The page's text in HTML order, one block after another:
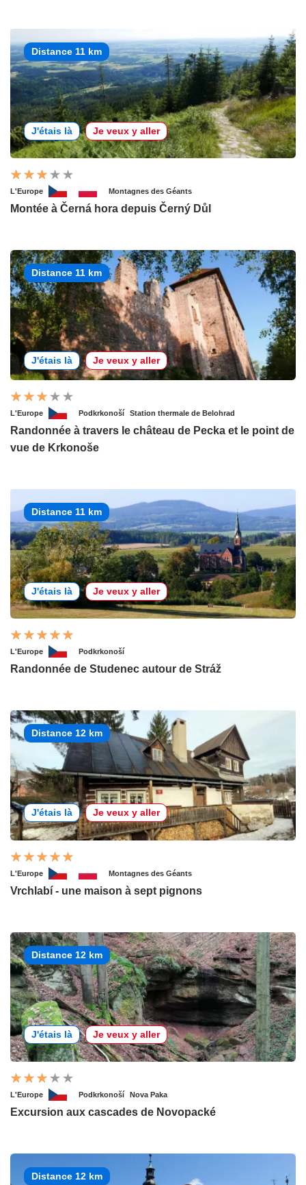
Distance 11 km
J'étais là Je veux y aller
L'Europe Montagnes des Géants
Montée à Černá hora depuis Černý Důl
Distance 11 km
J'étais là Je veux y aller
L'Europe Podkrkonoší Station thermale de Belohrad
Randonnée à travers le château de Pecka et le point de
vue de Krkonoše
Distance 11 km
J'étais là Je veux y aller
L'Europe Podkrkonoší
Randonnée de Studenec autour de Stráž
Distance 12 km
J'étais là Je veux y aller
L'Europe Montagnes des Géants
Vrchlabí - une maison à sept pignons
Distance 12 km
J'étais là Je veux y aller
L'Europe Podkrkonoší Nova Paka
Excursion aux cascades de Novopacké
Distance 12 km